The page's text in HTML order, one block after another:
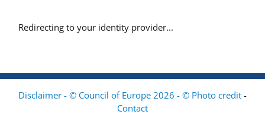
Redirecting to your identity provider...
Disclaimer - © Council of Europe 2026 - © Photo credit -
Contact